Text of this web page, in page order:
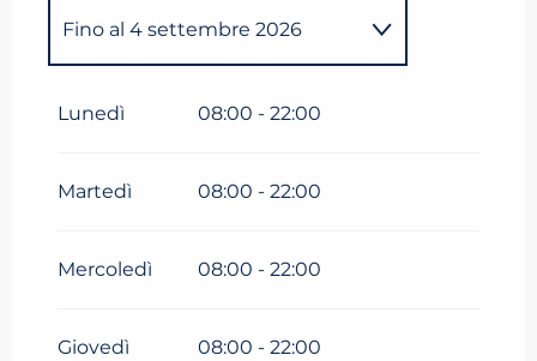
aprile 2026
2026
Fino al 4 settembre 2026
Lunedì 08:00 - 22:00
Martedì 08:00 - 22:00
Mercoledì 08:00 - 22:00
Giovedì 08:00 - 22:00